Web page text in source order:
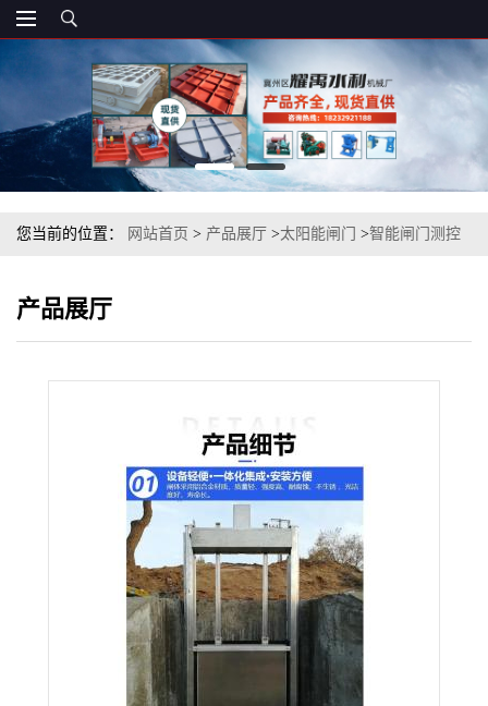
您当前的位置： 网站首页 > 产品展厅 >太阳能闸门 >智能闸门测控
产品展厅